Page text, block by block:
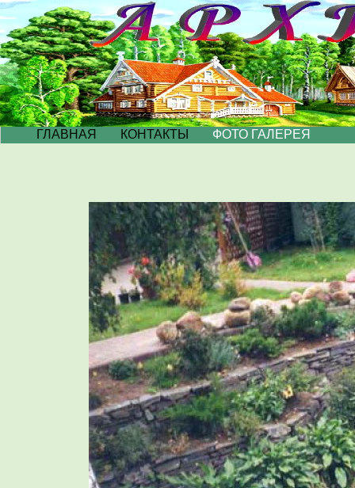
ГЛАВНАЯ КОНТАКТЫ ФОТО ГАЛЕРЕЯ